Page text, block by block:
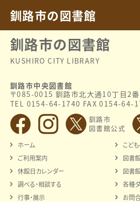
釧路市の図書館
釧路市の図書館
KUSHIRO CITY LIBRARY
釧路市中央図書館
〒085-0015 釧路市北大通10丁目2
TEL 0154-64-1740 FAX 0154-64-
釧路市
図書館公式
ホーム
ご利用案内
休館日カレンダー
調べる・相談する
行事・展示
こど
図書
図書
各種
お問